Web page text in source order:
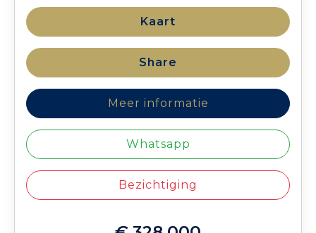
Kaart
Share
Meer informatie
Whatsapp
Bezichtiging